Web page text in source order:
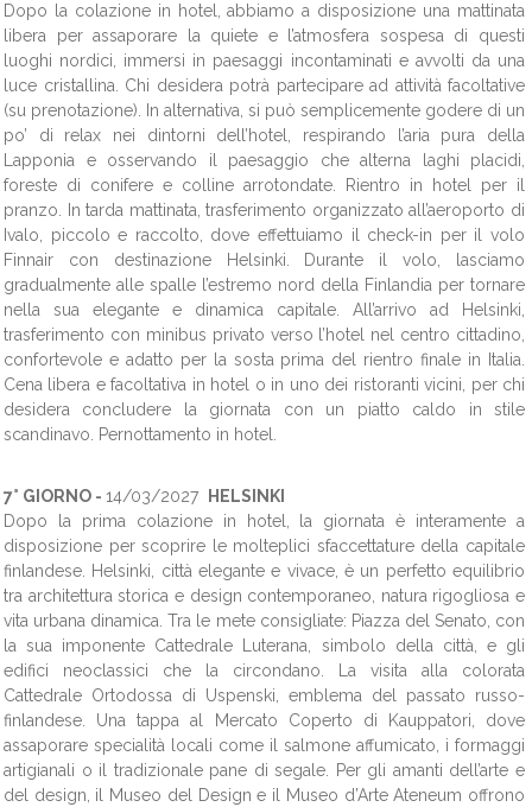
Dopo la colazione in hotel, abbiamo a disposizione una mattinata
libera per assaporare la quiete e l’atmosfera sospesa di questi
luoghi nordici, immersi in paesaggi incontaminati e avvolti da una
luce cristallina. Chi desidera potrà partecipare ad attività facoltative
(su prenotazione). In alternativa, si può semplicemente godere di un
po’ di relax nei dintorni dell’hotel, respirando l’aria pura della
Lapponia e osservando il paesaggio che alterna laghi placidi,
foreste di conifere e colline arrotondate. Rientro in hotel per il
pranzo. In tarda mattinata, trasferimento organizzato all’aeroporto di
Ivalo, piccolo e raccolto, dove effettuiamo il check-in per il volo
Finnair con destinazione Helsinki. Durante il volo, lasciamo
gradualmente alle spalle l’estremo nord della Finlandia per tornare
nella sua elegante e dinamica capitale. All’arrivo ad Helsinki,
trasferimento con minibus privato verso l’hotel nel centro cittadino,
confortevole e adatto per la sosta prima del rientro finale in Italia.
Cena libera e facoltativa in hotel o in uno dei ristoranti vicini, per chi
desidera concludere la giornata con un piatto caldo in stile
scandinavo. Pernottamento in hotel.
7° GIORNO - 14/03/2027
HELSINKI
Dopo la prima colazione in hotel, la giornata è interamente a
disposizione per scoprire le molteplici sfaccettature della capitale
finlandese. Helsinki, città elegante e vivace, è un perfetto equilibrio
tra architettura storica e design contemporaneo, natura rigogliosa e
vita urbana dinamica. Tra le mete consigliate: Piazza del Senato, con
la sua imponente Cattedrale Luterana, simbolo della città, e gli
edifici neoclassici che la circondano. La visita alla colorata
Cattedrale Ortodossa di Uspenski, emblema del passato russo-
finlandese. Una tappa al Mercato Coperto di Kauppatori, dove
assaporare specialità locali come il salmone affumicato, i formaggi
artigianali o il tradizionale pane di segale. Per gli amanti dell’arte e
del design, il Museo del Design e il Museo d’Arte Ateneum offrono